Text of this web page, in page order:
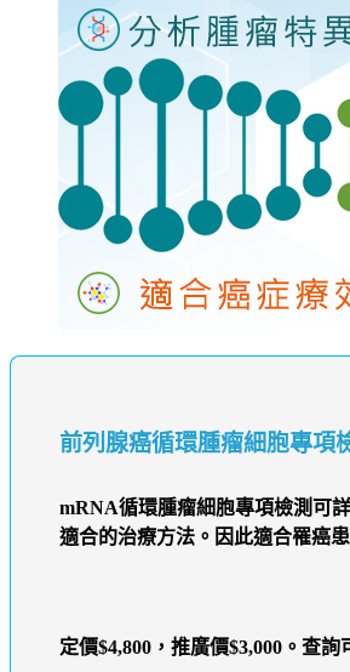
前列腺癌循環腫瘤細胞專項
mRNA循環腫瘤細胞專項檢測可
適合的治療方法。因此適合罹癌
定價$4,800， 推廣價$3,000。查詢